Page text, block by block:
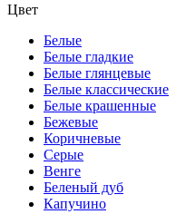
Цвет
Белые
Белые гладкие
Белые глянцевые
Белые классические
Белые крашенные
Бежевые
Коричневые
Серые
Венге
Беленый дуб
Капучино